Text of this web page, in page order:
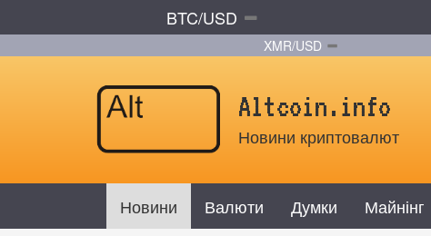
BTC/USD
XMR/USD
Altcoin.info
Новини криптовалют
Новини Валюти Думки Майнінг